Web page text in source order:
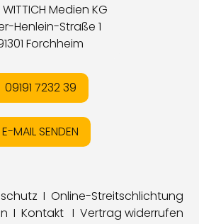
WITTICH Medien KG
Henlein-Straße 1
Forchheim
09191 7232 39
E-MAIL SENDEN
I Online-Streitschlichtung
I Kontakt I Vertrag widerrufen